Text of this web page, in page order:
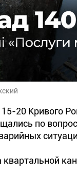
20 Кривого
по